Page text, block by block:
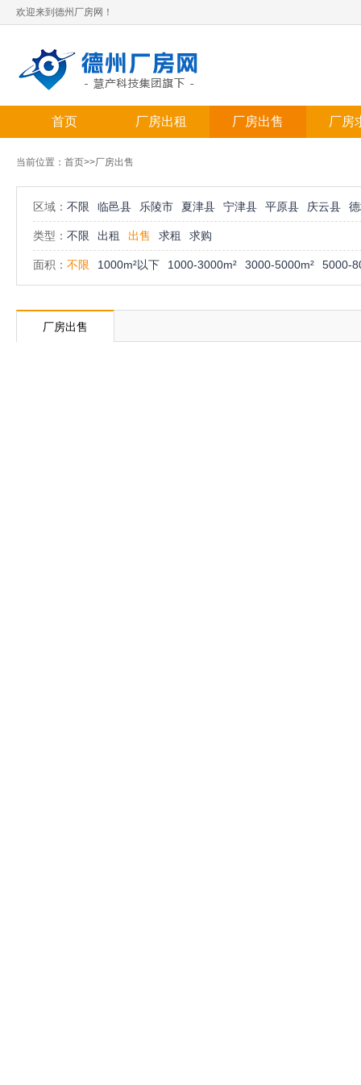
欢迎来到德州厂房网！
首页 厂房出租 厂房出售 厂房
当前位置： 首页>>厂房出售
区域： 不限 临邑县 乐陵市 夏津县 宁津县 平原县 庆云县
类型： 不限 出租 出售 求租 求购
面积： 不限 1000m²以下 1000-3000m² 3000-5000m² 5000-
厂房出售